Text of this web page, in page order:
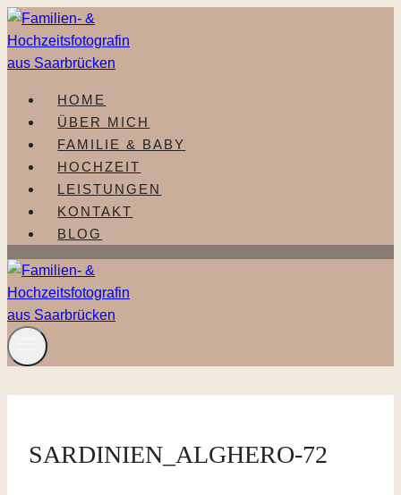
Zum
Inhalt
springen
HOME
ÜBER MICH
FAMILIE & BABY
HOCHZEIT
LEISTUNGEN
KONTAKT
BLOG
SARDINIEN_ALGHERO-72